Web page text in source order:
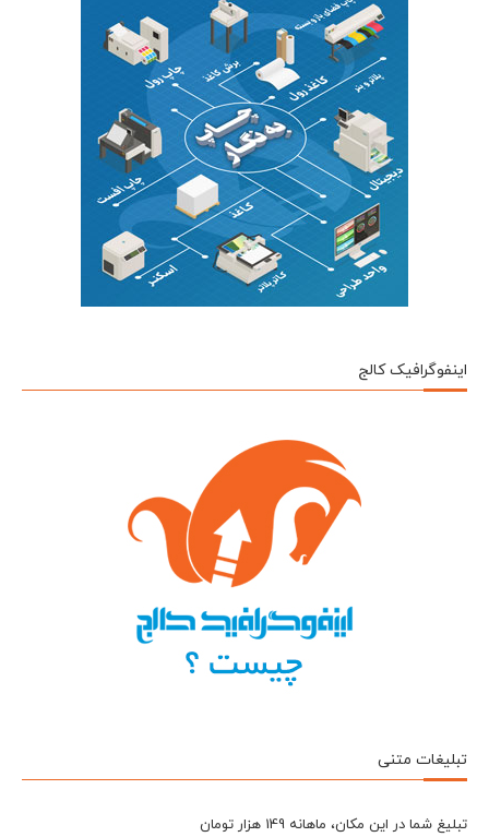
اینفوگرافیک کالج
تبلیغات متنی
تبلیغ شما در این مکان، ماهانه 149 هزار تومان